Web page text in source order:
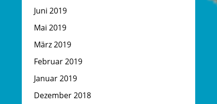
Juni 2019
Mai 2019
März 2019
Februar 2019
Januar 2019
Dezember 2018